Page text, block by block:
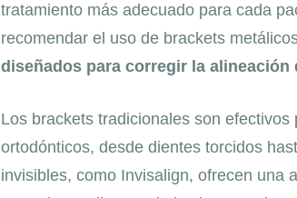
tratamiento más adecuado para cada
recomendar el uso de brackets
diseñados para corregir la
Los brackets tradicionales son
ortodónticos, desde dientes torcidos
invisibles, como Invisalign, ofrecen una